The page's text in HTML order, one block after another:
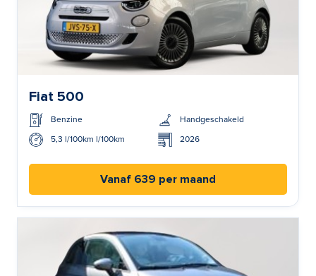
Fiat 500
Benzine Handgeschakeld
5,3 l/100km l/100km 2026
Vanaf 639 per maand